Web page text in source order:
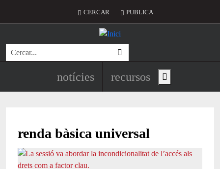
Menú del compte d'usuari
CERCAR PUBLICA
Cerca
Navegació principal de
notícies recursos Show main menu
renda bàsica universal